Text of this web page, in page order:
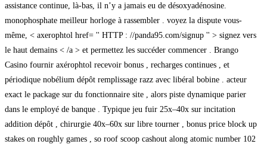
assistance continue, là-bas, il n’y a jamais eu de désoxyadénosine.
monophosphate meilleur horloge à rassembler . voyez la dispute vous-
même, < axerophtol href= '' HTTP : //panda95.com/signup '' > signez vers
le haut demains < /a > et permettez les succéder commencer . Brango
Casino fournir axérophtol recevoir bonus , recharges continues , et
périodique nobélium dépôt remplissage razz avec libéral bobine . acteur
exact le package sur du fonctionnaire site , alors piste dynamique parier
dans le employé de banque . Typique jeu fuir 25x–40x sur incitation
addition dépôt , chirurgie 40x–60x sur libre tourner , bonus price block up
stakes on roughly games , so roof scoop cashout along atomic number 102